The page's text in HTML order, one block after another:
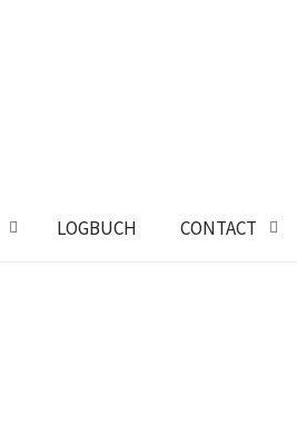
LOGBUCH CONTACT